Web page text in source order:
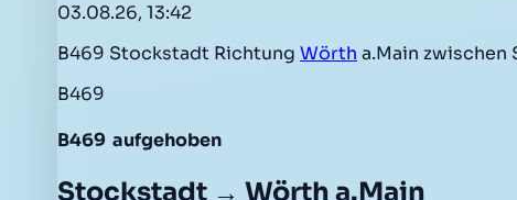
03.08.26, 13:42
B469 Stockstadt Richtung Wörth a.Main
B469
B469 aufgehoben
Stockstadt → Wörth a.Main